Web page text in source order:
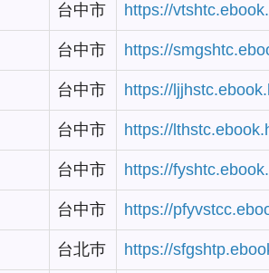
台中市 https://
台中市 https://
台中市 https://
台中市 https://
台中市 https://
台中市 https://
台北巿 https://